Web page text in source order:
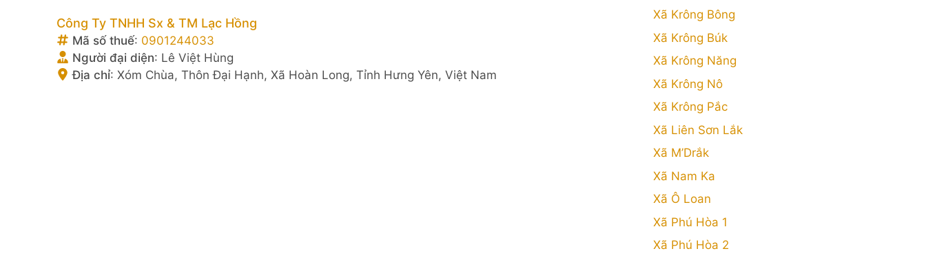
Công Ty TNHH Sx & TM Lạc Hồng
Mã số thuế: 0901244033
Người đại diện: Lê Việt Hùng
Địa chỉ: Xóm Chùa, Thôn Đại Hạnh, Xã Hoàn Long, Tỉnh Hưng Yên, Việt Nam
Xã Krông Bông
Xã Krông Búk
Xã Krông Năng
Xã Krông Nô
Xã Krông Pắc
Xã Liên Sơn Lắk
Xã M’Drắk
Xã Nam Ka
Xã Ô Loan
Xã Phú Hòa 1
Xã Phú Hòa 2